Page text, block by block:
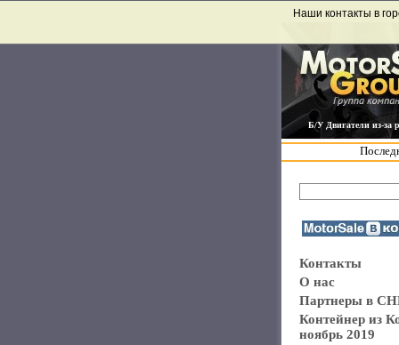
Б/У Двигатели из-за
Наши контакты в
Контакты
О нас
Партнеры в
Контейнер из
ноябрь 2019